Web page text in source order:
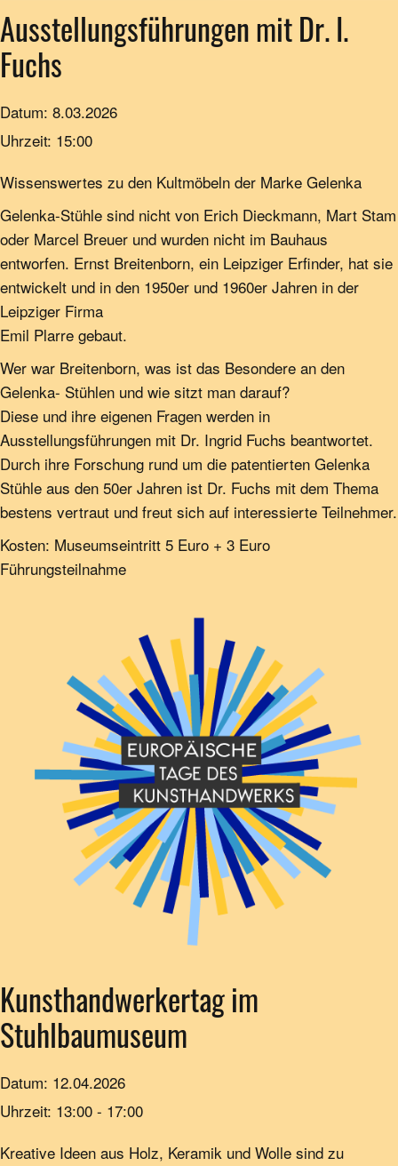
Ausstellungsführungen mit Dr. I.
Fuchs
Datum: 8.03.2026
Uhrzeit: 15:00
Wissenswertes zu den Kultmöbeln der Marke Gelenka
Gelenka-Stühle sind nicht von Erich Dieckmann, Mart Stam
oder Marcel Breuer und wurden nicht im Bauhaus
entworfen. Ernst Breitenborn, ein Leipziger Erfinder, hat sie
entwickelt und in den 1950er und 1960er Jahren in der
Leipziger Firma
Emil Plarre gebaut.
Wer war Breitenborn, was ist das Besondere an den
Gelenka- Stühlen und wie sitzt man darauf?
Diese und ihre eigenen Fragen werden in
Ausstellungsführungen mit Dr. Ingrid Fuchs beantwortet.
Durch ihre Forschung rund um die patentierten Gelenka
Stühle aus den 50er Jahren ist Dr. Fuchs mit dem Thema
bestens vertraut und freut sich auf interessierte Teilnehmer.
Kosten: Museumseintritt 5 Euro + 3 Euro
Führungsteilnahme
Kunsthandwerkertag im
Stuhlbaumuseum
Datum: 12.04.2026
Uhrzeit: 13:00 - 17:00
Kreative Ideen aus Holz, Keramik und Wolle sind zu